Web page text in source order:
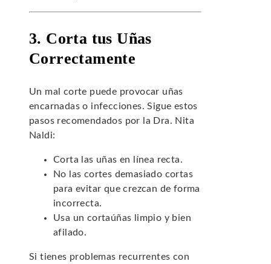
3. Corta tus Uñas
Correctamente
Un mal corte puede provocar uñas
encarnadas o infecciones. Sigue estos
pasos recomendados por la Dra. Nita
Naldi:
Corta las uñas en línea recta.
No las cortes demasiado cortas
para evitar que crezcan de forma
incorrecta.
Usa un cortaúñas limpio y bien
afilado.
Si tienes problemas recurrentes con